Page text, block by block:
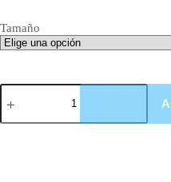
Tamaño
Print
Tecnohito